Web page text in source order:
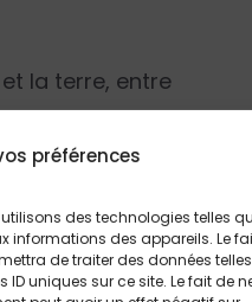
préférences
des technologies telles
informations des appareils. Le
de traiter des données telles
uniques sur ce site. Le fait de
la terre, entre
pour pleurer
du Christ.